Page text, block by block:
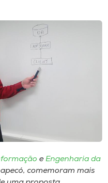
e Engenharia da
comemoram mais